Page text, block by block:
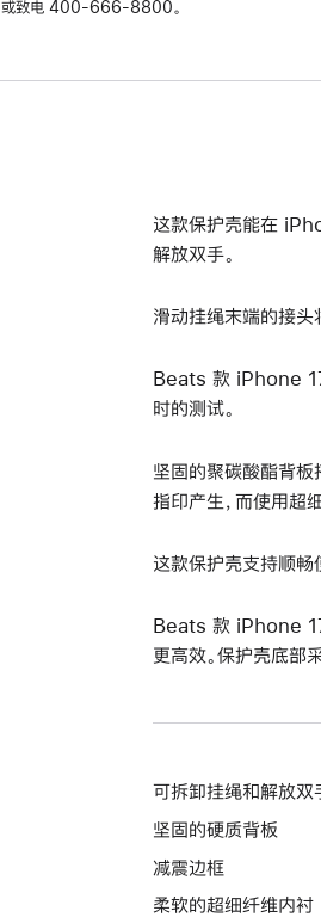
或致电400-666-8800。
这款保护壳能在
解放双手。
滑动挂绳末端的接头
Beats 款 iPhone
时的测试。
坚固的聚碳酸酯背板
指印产生，而使用超
这款保护壳支持顺畅
Beats 款 iPhone 17
更高效。保护壳底部
可拆卸挂绳和解放双
坚固的硬质背板
减震边框
柔软的超细纤维内衬